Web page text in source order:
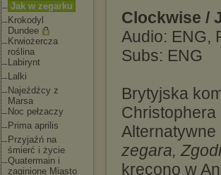
Jak w zegarku
Krokodyl
Dundee
Krwiożercza
roślina
Labirynt
Lalki
Najeźdźcy z
Marsa
Noc pełzaczy
Prima aprilis
Przyjaźń na
śmierć i życie
Quatermain i
zaginione Miasto
Clockwise /
Audio: ENG,
Subs: ENG
Brytyjska
Christophera
Alternatywne
zegara,
kręcono w